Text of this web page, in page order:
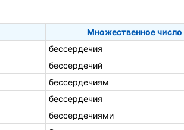
Множественное число
бессердечия
бессердечий
бессердечиям
бессердечия
бессердечиями